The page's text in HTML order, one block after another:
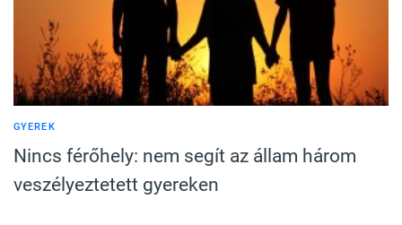
GYEREK
Nincs férőhely: nem segít az állam három
veszélyeztetett gyereken